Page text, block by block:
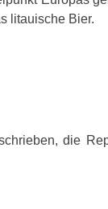
litauische Bier.
die